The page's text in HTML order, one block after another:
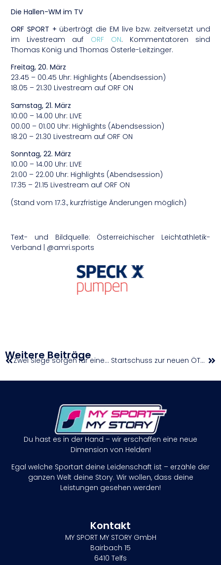
Die Hallen-WM im TV
ORF SPORT + überträgt die EM live bzw. zeitversetzt und
im Livestream auf ORF ON. Kommentatoren sind
Thomas König und Thomas Österle-Leitzinger.
Freitag, 20. März
23.45 – 00.45 Uhr: Highlights (Abendsession)
18.05 – 21.30 Livestream auf ORF ON
Samstag, 21. März
10:00 – 14.00 Uhr: LIVE
00.00 – 01.00 Uhr: Highlights (Abendsession)
18.20 – 21.30 Livestream auf ORF ON
Sonntag, 22. März
10.00 – 14.00 Uhr: LIVE
21.00 – 22.00 Uhr: Highlights (Abendsession)
17.35 – 21.15 Livestream auf ORF ON
(Stand vom 17.3., kurzfristige Änderungen möglich)
Text- und Bildquelle: Österreichischer Leichtathletik-
Verband | @amri.sports
Weitere Beiträge Zwei Siege sorgen für einen Einstand nach Maß Startschuss zur neuen ÖTV Padel Series
Du hast es in der Hand – wir erschaffen eine neue
Dimension von Helden!
Egal welche Sportart deine Leidenschaft ist – erzähle der
ganzen Welt deine Story. Wir wollen, dass deine
Leistungen gesehen werden!
Kontakt
MY SPORT MY STORY GmbH
Bairbach 15
6410 Telfs